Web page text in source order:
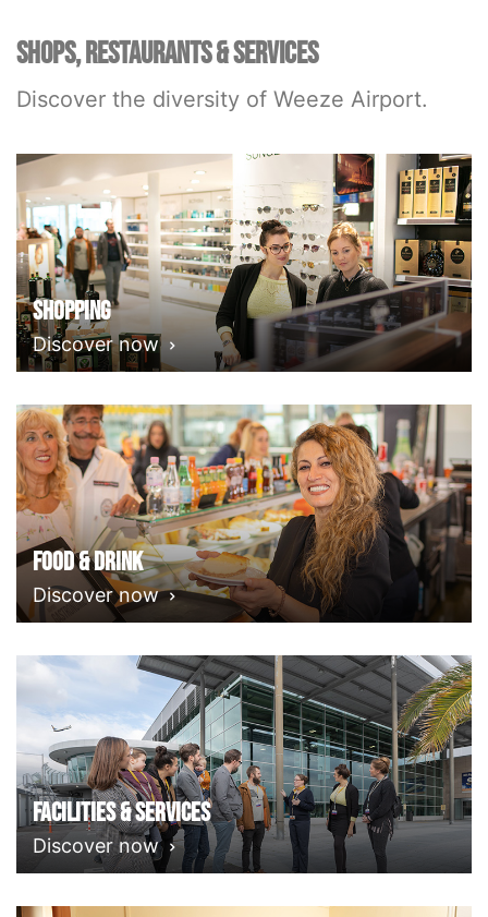
SHOPS, RESTAURANTS & SERVICES
Discover the diversity of Weeze Airport.
Shopping
Discover now
Food & Drink
Discover now
Facilities & Services
Discover now